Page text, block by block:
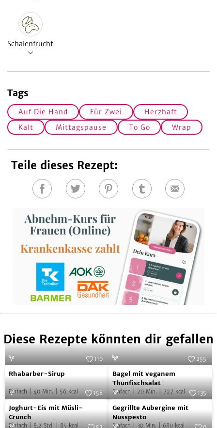
Schalenfrucht
Tags
Auf Die Hand Für Zwei
Herzhaft
Kalt
Mittagspause To Go Wrap
Teile dieses Rezept:
Auf
teilen
Auf
teilen
Auf
teilen
Auf
teilen
E-
Diese Rezepte könnten dir gefallen
Rhabarber-
Sirup
110
Rhabarber-Sirup
Einfach 40 Min. 56 kcal
Bagel
mit
veganem
Thunfischsalat
255
Bagel mit veganem
Thunfischsalat
Einfach 20 Min. 727 kcal
Joghurt-
Eis
Foto:SevenCooks
158
Joghurt-Eis mit Müsli-
Crunch
Einfach 8,2 Std. 85 kcal
Gegrillte
Aubergine
Foto: SevenCooks
135
Gegrillte Aubergine mit
Nusspesto
Einfach 30 Min. 680 kcal